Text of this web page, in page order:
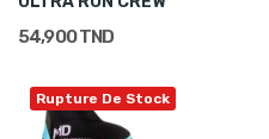
54,900 TND
Rupture De Stock